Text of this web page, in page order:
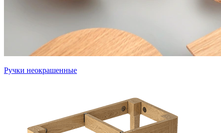
Ручки неокрашенные